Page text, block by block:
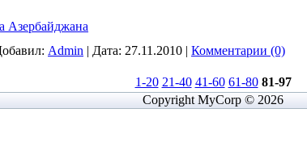
Азербайджана
Admin | Дата: 27.11.2010 | Комментарии (0)
1-20 21-40 41-60 61-80 81-97
Copyright MyCorp © 2026